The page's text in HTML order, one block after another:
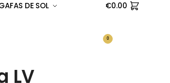
DE SOL €0.00
0
LV